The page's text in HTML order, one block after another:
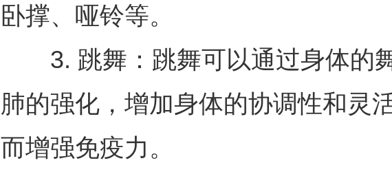
卧撑、哑铃等。
3. 跳舞：跳舞可以通过身体的
肺的强化，增加身体的协调性和灵
而增强免疫力。